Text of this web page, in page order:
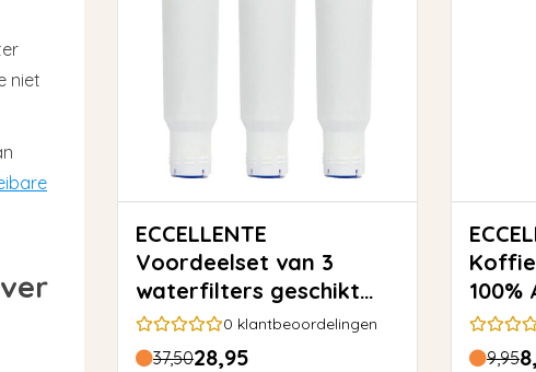
niet
ECCELLENTE
Voordeelset van 3
waterfilters geschikt
voor Melitta Pro Aqua
0 klantbeoordelingen
37,5028,95
Rond
9,95